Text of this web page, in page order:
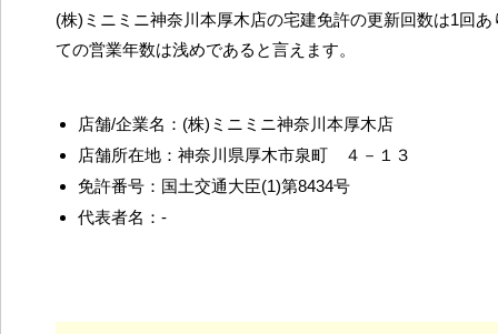
(株)ミニミニ神奈川本厚木店の宅建免許の更新回数は1回
ての営業年数は浅めであると言えます。
店舗/企業名：(株)ミニミニ神奈川本厚木店
店舗所在地：神奈川県厚木市泉町 ４－１３
免許番号：国土交通大臣(1)第8434号
代表者名：-